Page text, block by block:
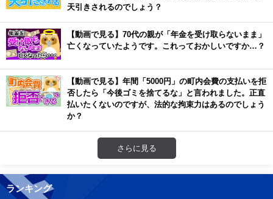
天引きされるのでしょう？
【動画で見る】70代の親が「年金を受け取らないまま」
亡くなっていたようです。これっておかしいですか…？
【動画で見る】年間「5000円」の町内会費の支払いを拒
否したら「今後ゴミを捨てるな」と言われました。正直
払いたくないのですが、法的な拘束力はあるのでしょう
か？
さらに見る
ランキング